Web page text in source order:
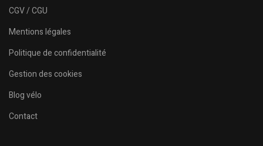
CGV / CGU
Mentions légales
Politique de confidentialité
Gestion des cookies
Blog vélo
Contact